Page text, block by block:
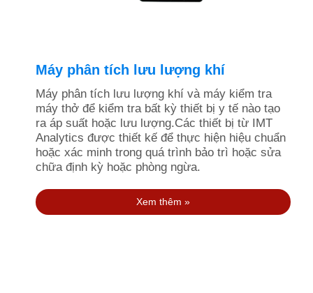
Máy phân tích lưu lượng khí
Máy phân tích lưu lượng khí và máy kiểm tra
máy thở để kiểm tra bất kỳ thiết bị y tế nào tạo
ra áp suất hoặc lưu lượng.Các thiết bị từ IMT
Analytics được thiết kế để thực hiện hiệu chuẩn
hoặc xác minh trong quá trình bảo trì hoặc sửa
chữa định kỳ hoặc phòng ngừa.
Xem thêm »